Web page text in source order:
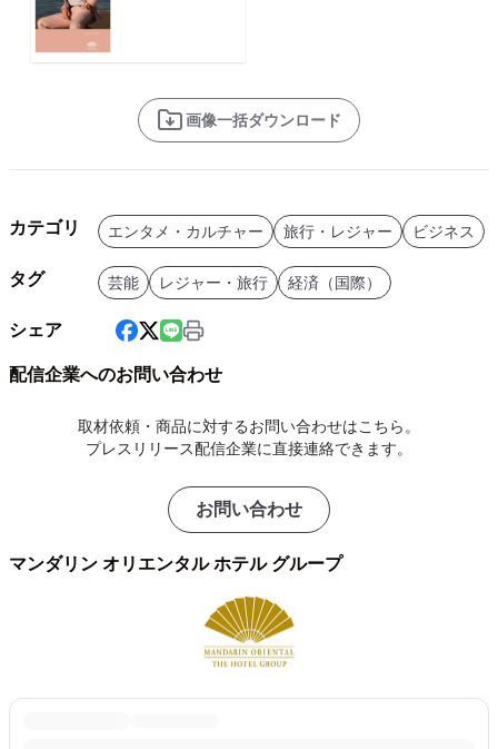
画像一括ダウンロード
カテゴリ エンタメ・カルチャー 旅行・レジャー ビジネス
タグ 芸能 レジャー・旅行 経済（国際）
シェア
配信企業へのお問い合わせ
取材依頼・商品に対するお問い合わせはこちら。
プレスリリース配信企業に直接連絡できます。
お問い合わせ
マンダリン オリエンタル ホテル グループ